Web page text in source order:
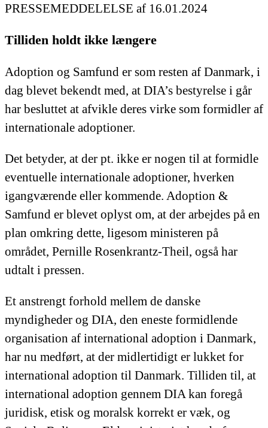
PRESSEMEDDELELSE af 16.01.2024
Tilliden holdt ikke længere
Adoption og Samfund er som resten af Danmark, i
dag blevet bekendt med, at DIA’s bestyrelse i går
har besluttet at afvikle deres virke som formidler af
internationale adoptioner.
Det betyder, at der pt. ikke er nogen til at formidle
eventuelle internationale adoptioner, hverken
igangværende eller kommende. Adoption &
Samfund er blevet oplyst om, at der arbejdes på en
plan omkring dette, ligesom ministeren på
området, Pernille Rosenkrantz-Theil, også har
udtalt i pressen.
Et anstrengt forhold mellem de danske
myndigheder og DIA, den eneste formidlende
organisation af international adoption i Danmark,
har nu medført, at der midlertidigt er lukket for
international adoption til Danmark. Tilliden til, at
international adoption gennem DIA kan foregå
juridisk, etisk og moralsk korrekt er væk, og